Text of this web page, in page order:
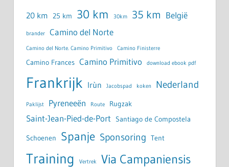
20 km 25 km 30 km 30km 35 km België
brander Camino del Norte
Camino del Norte. Camino Primitivo Camino Finisterre
Camino Frances Camino Primitivo download ebook pdf
Frankrijk Irùn Jacobspad koken Nederland
Paklijst Pyreneeën Route Rugzak
Saint-Jean-Pied-de-Port Santiago de Compostela
Schoenen Spanje Sponsoring Tent
Training Vertrek Via Campaniensis